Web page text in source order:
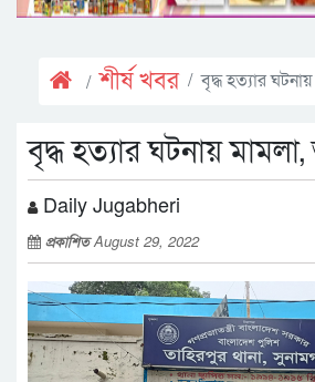
শীর্ষ খবর বৃদ্ধ হত্যার
বৃদ্ধ হত্যার ঘটনায়
Daily Jugabheri
প্রকাশিতAugust 29, 2022